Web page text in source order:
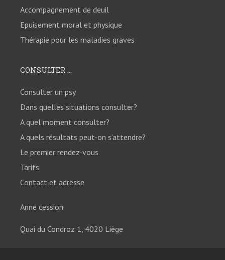
Accompagnement de deuil
Epuisement moral et physique
Thérapie pour les maladies graves
CONSULTER ...
Consulter un psy
Dans quelles situations consulter?
A quel moment consulter?
A quels résultats peut-on s’attendre?
Le premier rendez-vous
Tarifs
Contact et adresse
Anne cession
Quai du Condroz 1, 4020 Liège